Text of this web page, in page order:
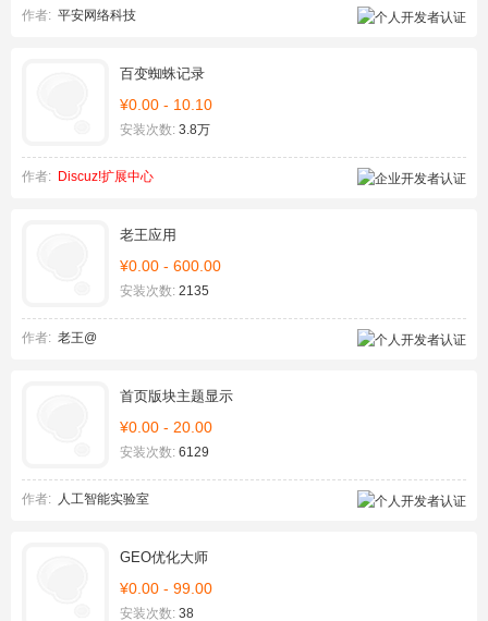
作者: 平安网络科技
百变蜘蛛记录
¥0.00 - 10.10
安装次数: 3.8万
作者: Discuz!扩展中心
老王应用
¥0.00 - 600.00
安装次数: 2135
作者: 老王@
首页版块主题显示
¥0.00 - 20.00
安装次数: 6129
作者: 人工智能实验室
GEO优化大师
¥0.00 - 99.00
安装次数: 38